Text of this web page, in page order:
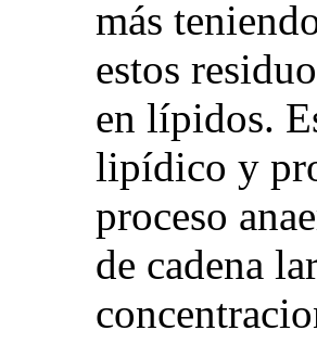
más
estos
en lípidos.
lipídico y
proceso
de cadena